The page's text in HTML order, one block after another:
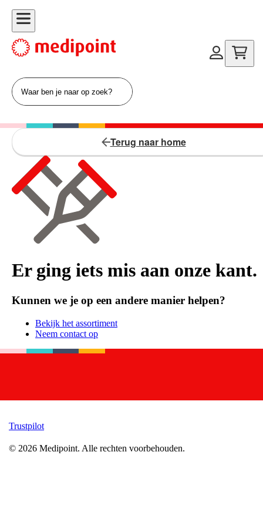
Terug naar home
Er ging iets mis aan onze kant.
Kunnen we je op een andere manier helpen?
Bekijk het assortiment
Neem contact op
Trustpilot
© 2026 Medipoint. Alle rechten voorbehouden.